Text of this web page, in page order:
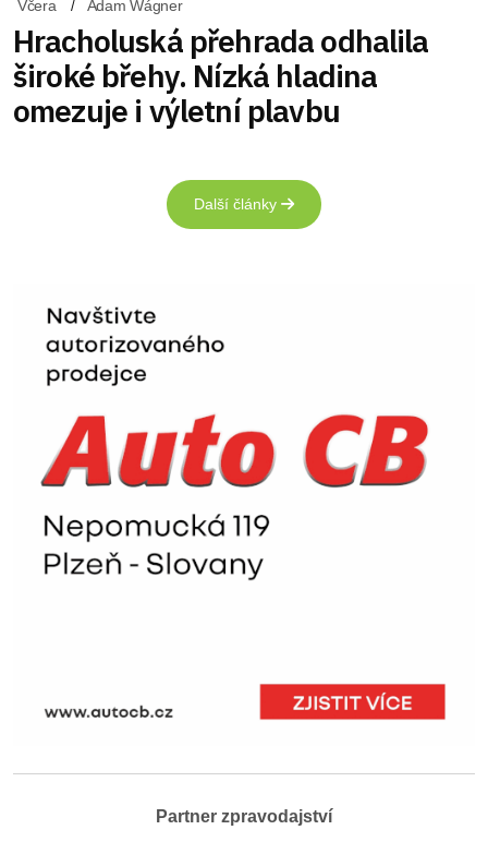
Včera Adam Wágner
Hracholuská přehrada odhalila
široké břehy. Nízká hladina
omezuje i výletní plavbu
Další články
Partner zpravodajství